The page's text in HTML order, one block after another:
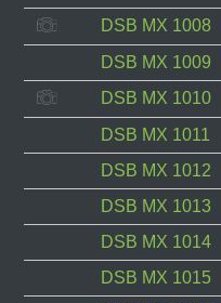
DSB MX 1008
DSB MX 1009
DSB MX 1010
DSB MX 1011
DSB MX 1012
DSB MX 1013
DSB MX 1014
DSB MX 1015